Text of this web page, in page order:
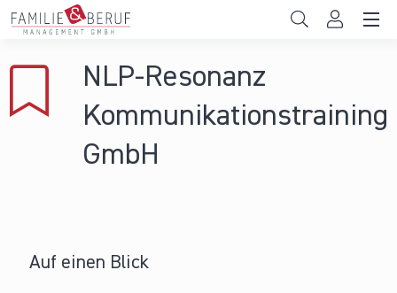
Direkt zum Inhalt
Gemeinden
Hochschulen
News & Events
NLP-Resonanz
Kommunikationstraining
GmbH
Auf einen Blick